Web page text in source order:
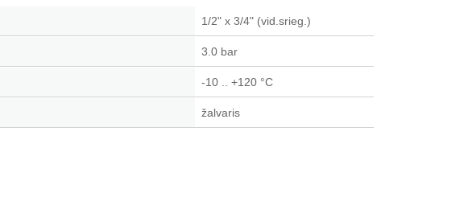
1/2" x 3/4" (vid.srieg.)
3.0 bar
-10 .. +120 °C
žalvaris